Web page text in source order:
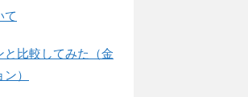
て
と比較してみた（金
）